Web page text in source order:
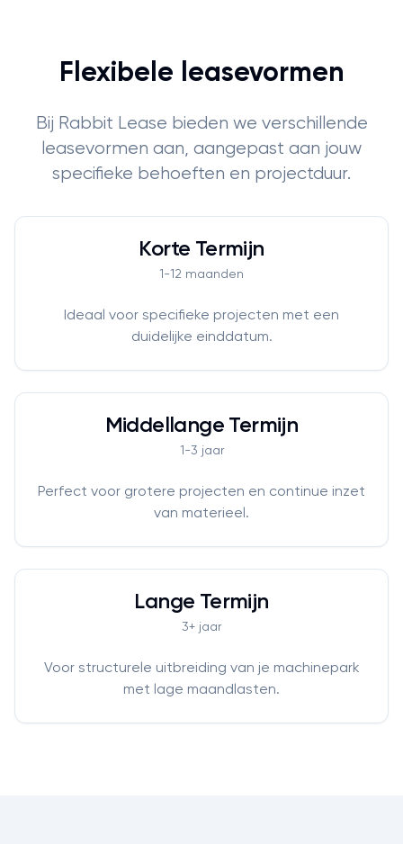
Flexibele leasevormen
Bij Rabbit Lease bieden we verschillende
leasevormen aan, aangepast aan jouw
specifieke behoeften en projectduur.
Korte Termijn
1-12 maanden
Ideaal voor specifieke projecten met een
duidelijke einddatum.
Middellange Termijn
1-3 jaar
Perfect voor grotere projecten en continue inzet
van materieel.
Lange Termijn
3+ jaar
Voor structurele uitbreiding van je machinepark
met lage maandlasten.